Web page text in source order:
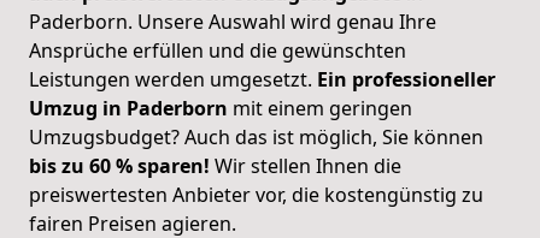
Paderborn. Unsere Auswahl wird genau Ihre
Ansprüche erfüllen und die gewünschten
Leistungen werden umgesetzt. Ein professioneller
Umzug in Paderborn mit einem geringen
Umzugsbudget? Auch das ist möglich, Sie können
bis zu 60 % sparen! Wir stellen Ihnen die
preiswertesten Anbieter vor, die kostengünstig zu
fairen Preisen agieren.